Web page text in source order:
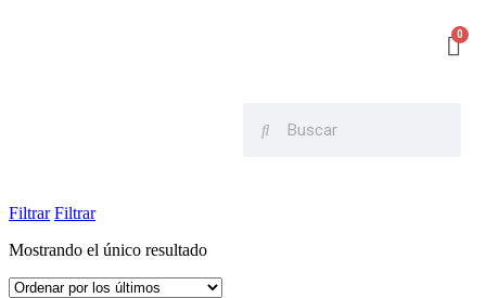
Filtrar Filtrar
Mostrando el único resultado